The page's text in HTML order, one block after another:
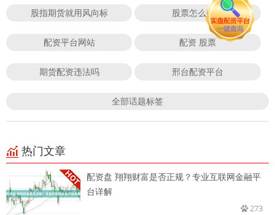
股指期货就用风向标 股票怎么赚钱
配资平台网站 配资 股票
期货配资违法吗 邢台配资平台
全部话题标签
热门文章
配资盘 翔翔财富是否正规？专业互联网金融平
台详解
273